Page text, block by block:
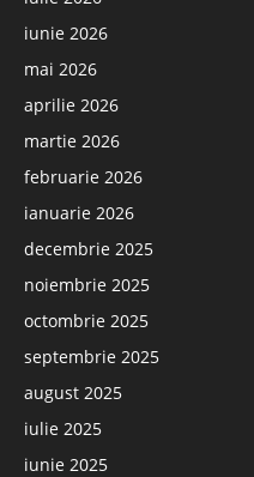
iunie 2026
mai 2026
aprilie 2026
martie 2026
februarie 2026
ianuarie 2026
decembrie 2025
noiembrie 2025
octombrie 2025
septembrie 2025
august 2025
iulie 2025
iunie 2025